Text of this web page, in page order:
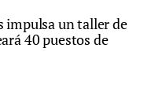
impulsa un taller de
40 puestos de